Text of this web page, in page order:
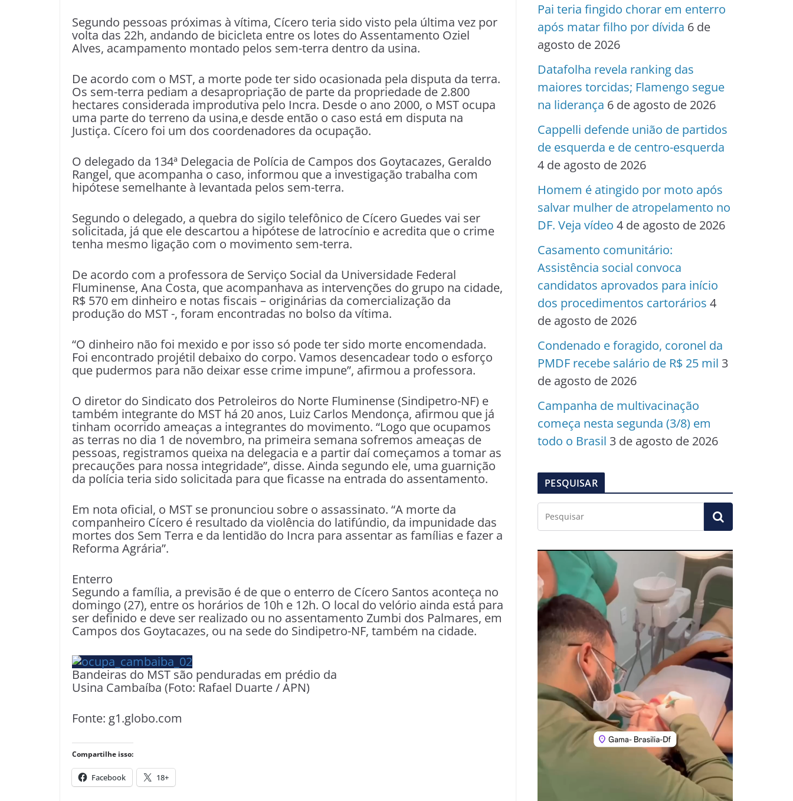
Segundo pessoas próximas à vítima, Cícero teria sido visto pela última vez por
volta das 22h, andando de bicicleta entre os lotes do Assentamento Oziel
Alves, acampamento montado pelos sem-terra dentro da usina.
De acordo com o MST, a morte pode ter sido ocasionada pela disputa da terra.
Os sem-terra pediam a desapropriação de parte da propriedade de 2.800
hectares considerada improdutiva pelo Incra. Desde o ano 2000, o MST ocupa
uma parte do terreno da usina,e desde então o caso está em disputa na
Justiça. Cícero foi um dos coordenadores da ocupação.
O delegado da 134ª Delegacia de Polícia de Campos dos Goytacazes, Geraldo
Rangel, que acompanha o caso, informou que a investigação trabalha com
hipótese semelhante à levantada pelos sem-terra.
Segundo o delegado, a quebra do sigilo telefônico de Cícero Guedes vai ser
solicitada, já que ele descartou a hipótese de latrocínio e acredita que o crime
tenha mesmo ligação com o movimento sem-terra.
De acordo com a professora de Serviço Social da Universidade Federal
Fluminense, Ana Costa, que acompanhava as intervenções do grupo na cidade,
R$ 570 em dinheiro e notas fiscais – originárias da comercialização da
produção do MST -, foram encontradas no bolso da vítima.
“O dinheiro não foi mexido e por isso só pode ter sido morte encomendada.
Foi encontrado projétil debaixo do corpo. Vamos desencadear todo o esforço
que pudermos para não deixar esse crime impune”, afirmou a professora.
O diretor do Sindicato dos Petroleiros do Norte Fluminense (Sindipetro-NF) e
também integrante do MST há 20 anos, Luiz Carlos Mendonça, afirmou que já
tinham ocorrido ameaças a integrantes do movimento. “Logo que ocupamos
as terras no dia 1 de novembro, na primeira semana sofremos ameaças de
pessoas, registramos queixa na delegacia e a partir daí começamos a tomar as
precauções para nossa integridade”, disse. Ainda segundo ele, uma guarnição
da polícia teria sido solicitada para que ficasse na entrada do assentamento.
Em nota oficial, o MST se pronunciou sobre o assassinato. “A morte da
companheiro Cícero é resultado da violência do latifúndio, da impunidade das
mortes dos Sem Terra e da lentidão do Incra para assentar as famílias e fazer a
Reforma Agrária”.
Enterro
Segundo a família, a previsão é de que o enterro de Cícero Santos aconteça no
domingo (27), entre os horários de 10h e 12h. O local do velório ainda está para
ser definido e deve ser realizado ou no assentamento Zumbi dos Palmares, em
Campos dos Goytacazes, ou na sede do Sindipetro-NF, também na cidade.
Bandeiras do MST são penduradas em prédio da
Usina Cambaíba (Foto: Rafael Duarte / APN)
Fonte: g1.globo.com
Compartilhe isso:
Facebook 18+
Pai teria fingido chorar em enterro
após matar filho por dívida 6 de
agosto de 2026
Datafolha revela ranking das
maiores torcidas; Flamengo segue
na liderança 6 de agosto de 2026
Cappelli defende união de partidos
de esquerda e de centro-esquerda
4 de agosto de 2026
Homem é atingido por moto após
salvar mulher de atropelamento no
DF. Veja vídeo 4 de agosto de 2026
Casamento comunitário:
Assistência social convoca
candidatos aprovados para início
dos procedimentos cartorários 4
de agosto de 2026
Condenado e foragido, coronel da
PMDF recebe salário de R$ 25 mil 3
de agosto de 2026
Campanha de multivacinação
começa nesta segunda (3/8) em
todo o Brasil 3 de agosto de 2026
PESQUISAR